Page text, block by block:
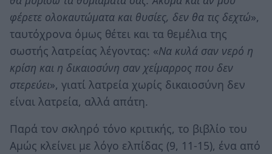
φέρετε ολοκαυτώματα και θυσίες, δεν θα τις δεχτώ»,
ταυτόχρονα όμως θέτει και τα θεμέλια της
σωστής λατρείας λέγοντας: «Να κυλά σαν νερό η
κρίση και η δικαιοσύνη σαν χείμαρρος που δεν
στερεύει», γιατί λατρεία χωρίς δικαιοσύνη δεν
είναι λατρεία, αλλά απάτη.
Παρά τον σκληρό τόνο κριτικής, το βιβλίο του
Αμώς κλείνει με λόγο ελπίδας (9, 11-15), ένα από